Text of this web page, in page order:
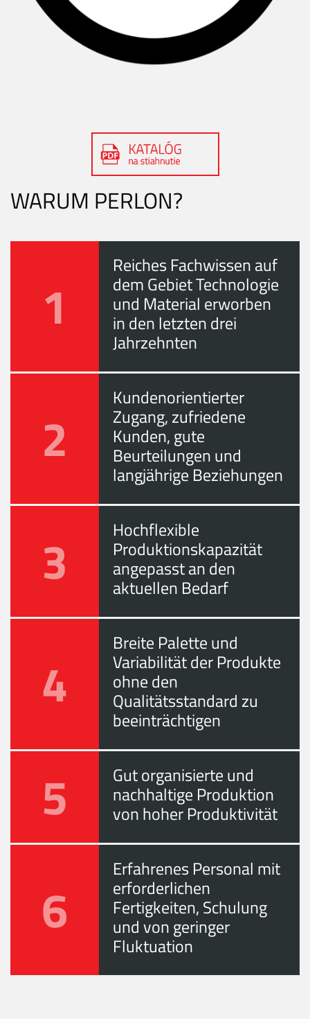
WARUM PERLON?
1
Reiches Fachwissen auf
dem Gebiet Technologie
und Material erworben
in den letzten drei
Jahrzehnten
2
Kundenorientierter
Zugang, zufriedene
Kunden, gute
Beurteilungen und
langjährige Beziehungen
3 Hochflexible
Produktionskapazität
angepasst an den
aktuellen Bedarf
4
Breite Palette und
Variabilität der Produkte
ohne den
Qualitätsstandard zu
beeinträchtigen
5 Gut organisierte und
nachhaltige Produktion
von hoher Produktivität
6
Erfahrenes Personal mit
erforderlichen
Fertigkeiten, Schulung
und von geringer
Fluktuation